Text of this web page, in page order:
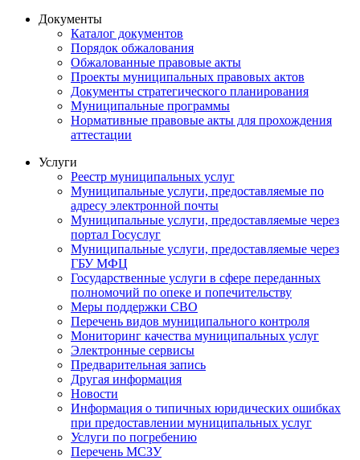
Документы
Каталог документов
Порядок обжалования
Обжалованные правовые акты
Проекты муниципальных правовых актов
Документы стратегического планирования
Муниципальные программы
Нормативные правовые акты для прохождения
аттестации
Услуги
Реестр муниципальных услуг
Муниципальные услуги, предоставляемые по
адресу электронной почты
Муниципальные услуги, предоставляемые через
портал Госуслуг
Муниципальные услуги, предоставляемые через
ГБУ МФЦ
Государственные услуги в сфере переданных
полномочий по опеке и попечительству
Меры поддержки СВО
Перечень видов муниципального контроля
Мониторинг качества муниципальных услуг
Электронные сервисы
Предварительная запись
Другая информация
Новости
Информация о типичных юридических ошибках
при предоставлении муниципальных услуг
Услуги по погребению
Перечень МСЗУ